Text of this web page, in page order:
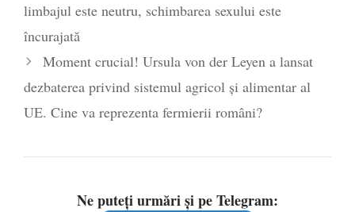
limbajul este neutru, schimbarea sexului este
încurajată
Moment crucial! Ursula von der Leyen a lansat
dezbaterea privind sistemul agricol și alimentar al
UE. Cine va reprezenta fermierii români?
Ne puteți urmări și pe Telegram: